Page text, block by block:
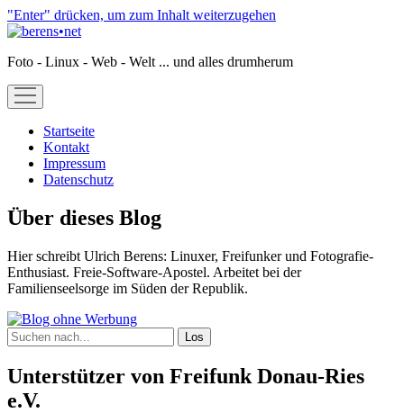
"Enter" drücken, um zum Inhalt weiterzugehen
berens•net
Foto - Linux - Web - Welt ... und alles drumherum
open
menu
Startseite
Kontakt
Impressum
Datenschutz
Sidebar
Über dieses Blog
Hier schreibt Ulrich Berens: Linuxer, Freifunker und Fotografie-
Enthusiast. Freie-Software-Apostel. Arbeitet bei der
Familienseelsorge im Süden der Republik.
Suchen
Unterstützer von Freifunk Donau-Ries
e.V.